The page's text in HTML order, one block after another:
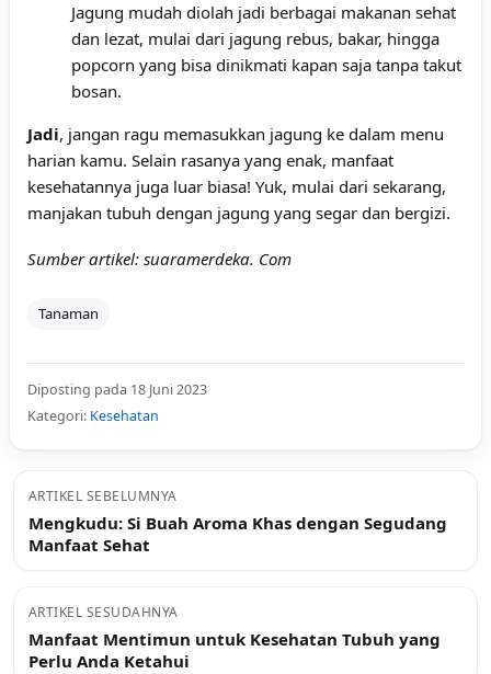
Jagung mudah diolah jadi berbagai makanan sehat
dan lezat, mulai dari jagung rebus, bakar, hingga
popcorn yang bisa dinikmati kapan saja tanpa takut
bosan.
Jadi, jangan ragu memasukkan jagung ke dalam menu
harian kamu. Selain rasanya yang enak, manfaat
kesehatannya juga luar biasa! Yuk, mulai dari sekarang,
manjakan tubuh dengan jagung yang segar dan bergizi.
Sumber artikel: suaramerdeka. Com
Tanaman
Diposting pada 18 Juni 2023
Kategori: Kesehatan
ARTIKEL SEBELUMNYA
Mengkudu: Si Buah Aroma Khas dengan Segudang
Manfaat Sehat
ARTIKEL SESUDAHNYA
Manfaat Mentimun untuk Kesehatan Tubuh yang
Perlu Anda Ketahui